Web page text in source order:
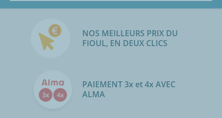
NOS MEILLEURS PRIX DU
FIOUL, EN DEUX CLICS
PAIEMENT 3x et 4x AVEC
ALMA